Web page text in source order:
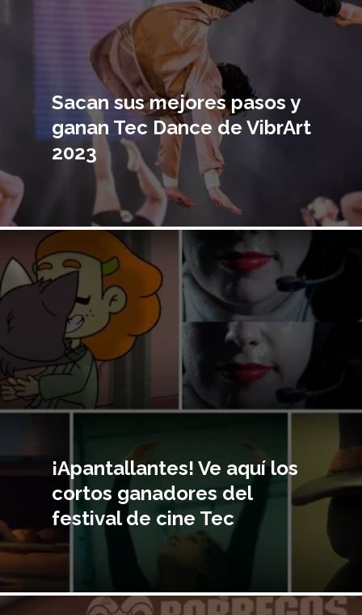
Sacan sus mejores pasos y
ganan Tec Dance de VibrArt
2023
Imagen
principal
¡Apantallantes! Ve aquí los
cortos ganadores del
festival de cine Tec
Imagen